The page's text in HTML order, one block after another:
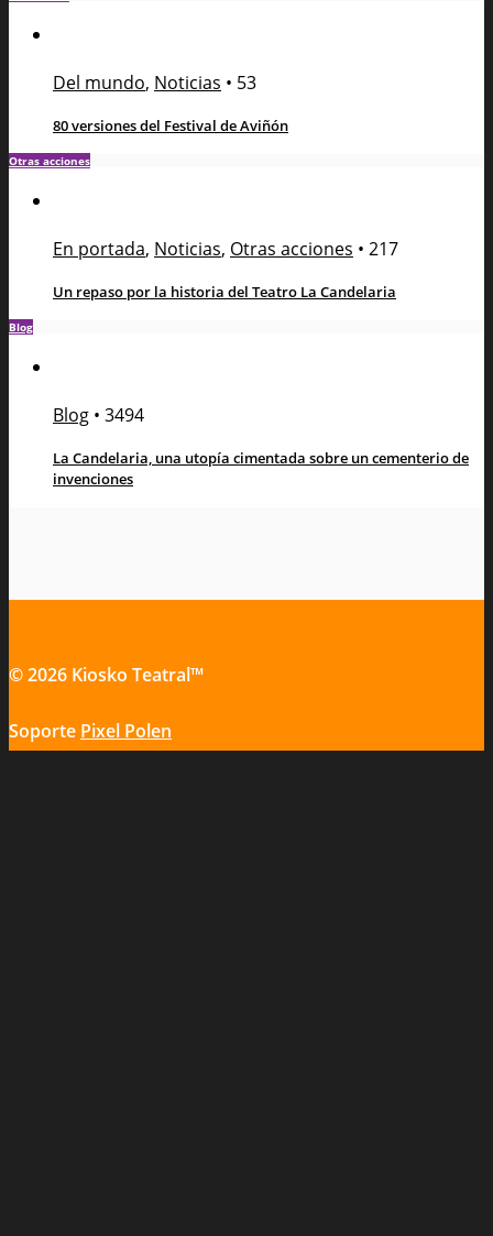
Del mundo, Noticias • 53
80 versiones del Festival de Aviñón
Otras acciones
En portada, Noticias, Otras acciones • 217
Un repaso por la historia del Teatro La Candelaria
Blog
Blog • 3494
La Candelaria, una utopía cimentada sobre un cementerio de
invenciones
© 2026 Kiosko Teatral™
Soporte Pixel Polen